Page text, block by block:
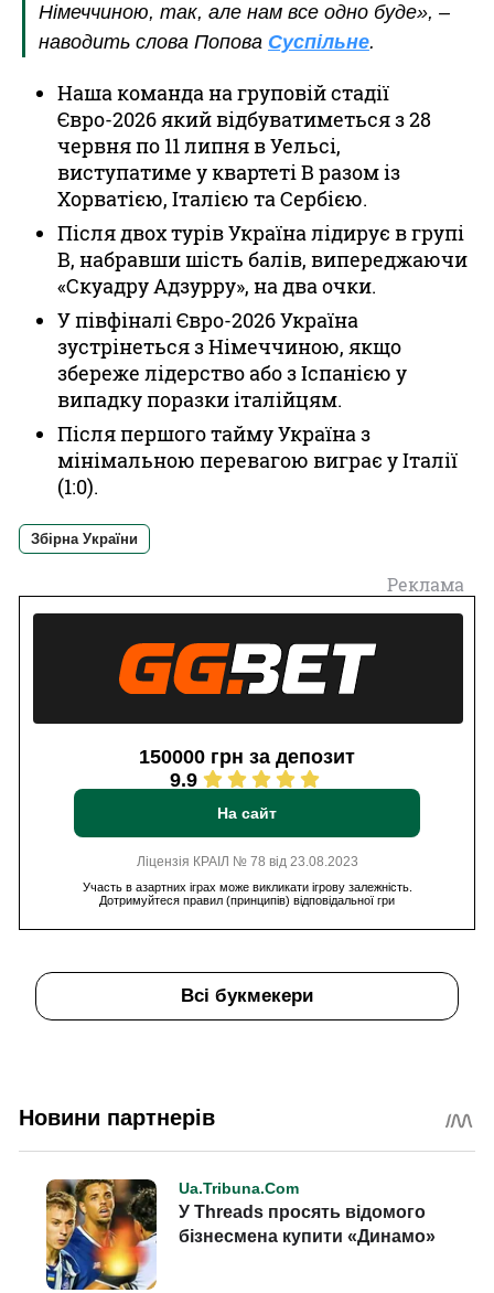
Німеччиною, так, але нам все одно буде», –
наводить слова Попова Суспільне.
Наша команда на груповій стадії
Євро-2026 який відбуватиметься з 28
червня по 11 липня в Уельсі,
виступатиме у квартеті В разом із
Хорватією, Італією та Сербією.
Після двох турів Україна лідирує в групі
В, набравши шість балів, випереджаючи
«Скуадру Адзурру», на два очки.
У півфіналі Євро-2026 Україна
зустрінеться з Німеччиною, якщо
збереже лідерство або з Іспанією у
випадку поразки італійцям.
Після першого тайму Україна з
мінімальною перевагою виграє у Італії
(1:0).
Збірна України
Реклама
150000 грн за депозит
9.9
На сайт
Ліцензія КРАІЛ № 78 від 23.08.2023
Участь в азартних іграх може викликати ігрову залежність.
Дотримуйтеся правил (принципів) відповідальної гри
Всі букмекери